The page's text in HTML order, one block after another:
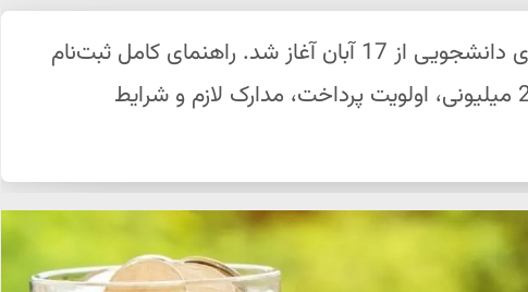
وزارت علوم اعلام کرد: ثبت‌نام وام‌های دانشجویی از 17 آبان آغاز شد. راهنمای کامل ثبت‌نام
وام تحصیلی، وام ودیعه مسکن 200 میلیونی، اولویت پرداخت، مدارک لازم و شرایط